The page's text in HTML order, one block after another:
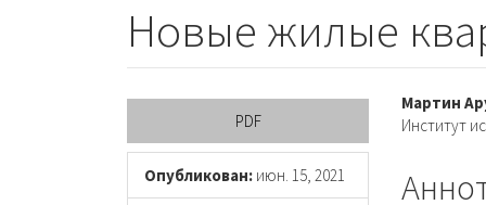
Новые жилые
Боковая
панель
статьи
PDF
Опубликован: июн. 15, 2021
Мартин
Институт